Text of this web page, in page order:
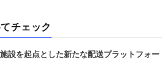
てチェック
設を起点とした新たな配送プラットフォー